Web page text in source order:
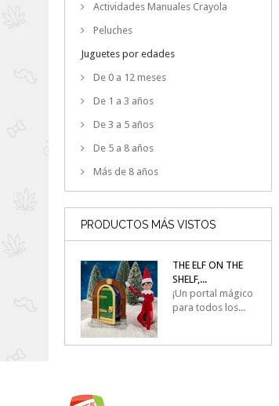
Actividades Manuales Crayola
Peluches
Juguetes por edades
De 0 a 12 meses
De 1 a 3 años
De 3 a 5 años
De 5 a 8 años
Más de 8 años
PRODUCTOS MÁS VISTOS
THE ELF ON THE
SHELF,...
¡Un portal mágico
para todos los...